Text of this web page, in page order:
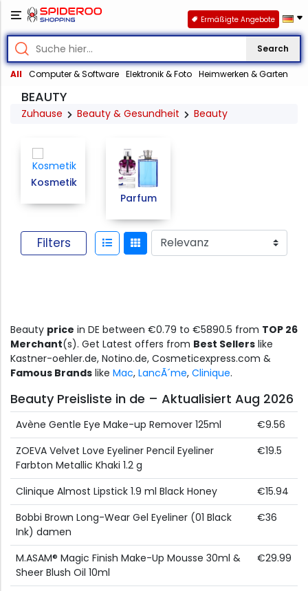
Search
All Computer & Software Elektronik & Foto Heimwerken & Garten
Ermäßigte Angebote
BEAUTY
Zuhause Beauty & Gesundheit Beauty
Kosmetik
Parfum
Filters
Beauty price in DE between €0.79 to €5890.5 from TOP 26
Merchant(s). Get Latest offers from Best Sellers like
Kastner-oehler.de, Notino.de, Cosmeticexpress.com &
Famous Brands like Mac, LancÃ´me, Clinique.
Beauty Preisliste in de – Aktualisiert Aug 2026
Avène Gentle Eye Make-up Remover 125ml
€9.56
ZOEVA Velvet Love Eyeliner Pencil Eyeliner
Farbton Metallic Khaki 1.2 g
€19.5
Clinique Almost Lipstick 1.9 ml Black Honey
€15.94
Bobbi Brown Long-Wear Gel Eyeliner (01 Black
Ink) damen
€36
M.ASAM® Magic Finish Make-Up Mousse 30ml &
Sheer Blush Oil 10ml
€29.99